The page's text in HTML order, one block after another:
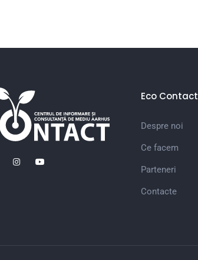
Eco Contact
Despre noi
Ce facem
Parteneri
Contacte